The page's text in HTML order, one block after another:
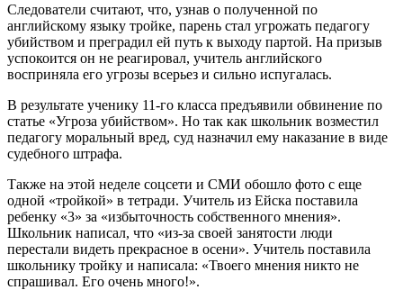
Следователи считают, что, узнав о полученной по
английскому языку тройке, парень стал угрожать педагогу
убийством и преградил ей путь к выходу партой. На призыв
успокоится он не реагировал, учитель английского
восприняла его угрозы всерьез и сильно испугалась.
В результате ученику 11-го класса предъявили обвинение по
статье «Угроза убийством». Но так как школьник возместил
педагогу моральный вред, суд назначил ему наказание в виде
судебного штрафа.
Также на этой неделе соцсети и СМИ обошло фото с еще
одной «тройкой» в тетради. Учитель из Ейска поставила
ребенку «3» за «избыточность собственного мнения».
Школьник написал, что «из-за своей занятости люди
перестали видеть прекрасное в осени». Учитель поставила
школьнику тройку и написала: «Твоего мнения никто не
спрашивал. Его очень много!».